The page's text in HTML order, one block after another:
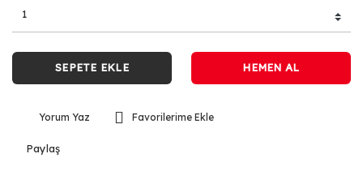
SEPETE EKLE HEMEN AL
Yorum Yaz
Paylaş